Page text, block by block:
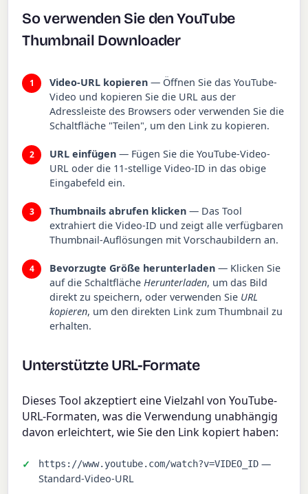
So verwenden Sie den YouTube
Thumbnail Downloader
Video-URL kopieren — Öffnen Sie das YouTube-
Video und kopieren Sie die URL aus der
Adressleiste des Browsers oder verwenden Sie die
Schaltfläche "Teilen", um den Link zu kopieren.
URL einfügen — Fügen Sie die YouTube-Video-
URL oder die 11-stellige Video-ID in das obige
Eingabefeld ein.
Thumbnails abrufen klicken — Das Tool
extrahiert die Video-ID und zeigt alle verfügbaren
Thumbnail-Auflösungen mit Vorschaubildern an.
Bevorzugte Größe herunterladen — Klicken Sie
auf die Schaltfläche Herunterladen, um das Bild
direkt zu speichern, oder verwenden Sie URL
kopieren, um den direkten Link zum Thumbnail zu
erhalten.
Unterstützte URL-Formate
Dieses Tool akzeptiert eine Vielzahl von YouTube-
URL-Formaten, was die Verwendung unabhängig
davon erleichtert, wie Sie den Link kopiert haben:
https://www.youtube.com/watch?v=VIDEO_ID —
Standard-Video-URL